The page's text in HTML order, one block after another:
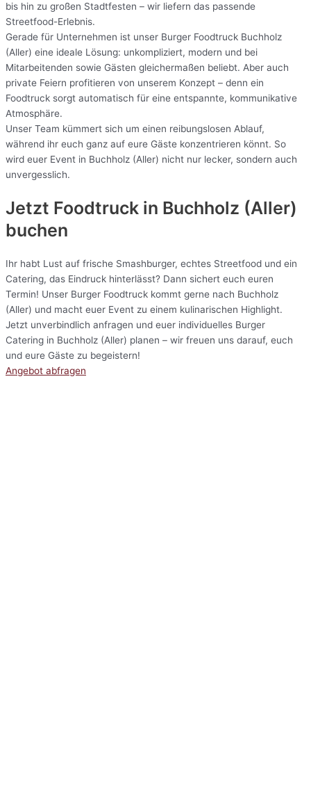
bis hin zu großen Stadtfesten – wir liefern das passende
Streetfood-Erlebnis.
Gerade für Unternehmen ist unser Burger Foodtruck Buchholz
(Aller) eine ideale Lösung: unkompliziert, modern und bei
Mitarbeitenden sowie Gästen gleichermaßen beliebt. Aber auch
private Feiern profitieren von unserem Konzept – denn ein
Foodtruck sorgt automatisch für eine entspannte, kommunikative
Atmosphäre.
Unser Team kümmert sich um einen reibungslosen Ablauf,
während ihr euch ganz auf eure Gäste konzentrieren könnt. So
wird euer Event in Buchholz (Aller) nicht nur lecker, sondern auch
unvergesslich.
Jetzt Foodtruck in Buchholz (Aller)
buchen
Ihr habt Lust auf frische Smashburger, echtes Streetfood und ein
Catering, das Eindruck hinterlässt? Dann sichert euch euren
Termin! Unser Burger Foodtruck kommt gerne nach Buchholz
(Aller) und macht euer Event zu einem kulinarischen Highlight.
Jetzt unverbindlich anfragen und euer individuelles Burger
Catering in Buchholz (Aller) planen – wir freuen uns darauf, euch
und eure Gäste zu begeistern!
Angebot abfragen